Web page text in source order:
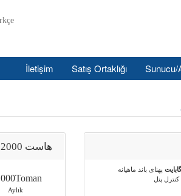
Sunucu/
Satış Ortaklığı
İletişim
پهنای باند ماهیانه
کنترل پنل
هاست 2000 مگابایت (معمولی)
Aylık